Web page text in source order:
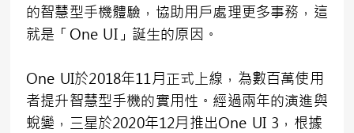
的智慧型手機體驗，協助用戶處理更多事務，這
就是「One UI」誕生的原因。
One UI於2018年11月正式上線，為數百萬使用
者提升智慧型手機的實用性。經過兩年的演進與
蛻變，三星於2020年12月推出One UI 3，根據